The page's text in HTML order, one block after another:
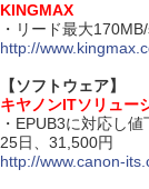
KINGMAX
・リード最大
http://
【ソフトウェア】
キヤノンITソリュー
・EPUB3に対応し
25日、31,500円
http://www.canon-